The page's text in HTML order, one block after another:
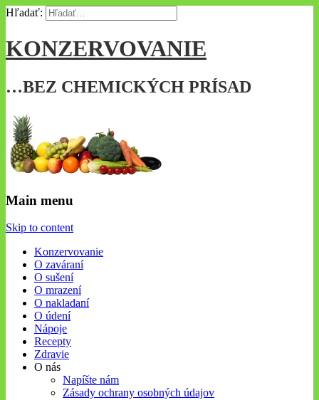
Hľadať:
KONZERVOVANIE
…BEZ CHEMICKÝCH PRÍSAD
Main menu
Skip to content
Konzervovanie
O zaváraní
O sušení
O mrazení
O nakladaní
O údení
Nápoje
Recepty
Zdravie
O nás
Napíšte nám
Zásady ochrany osobných údajov